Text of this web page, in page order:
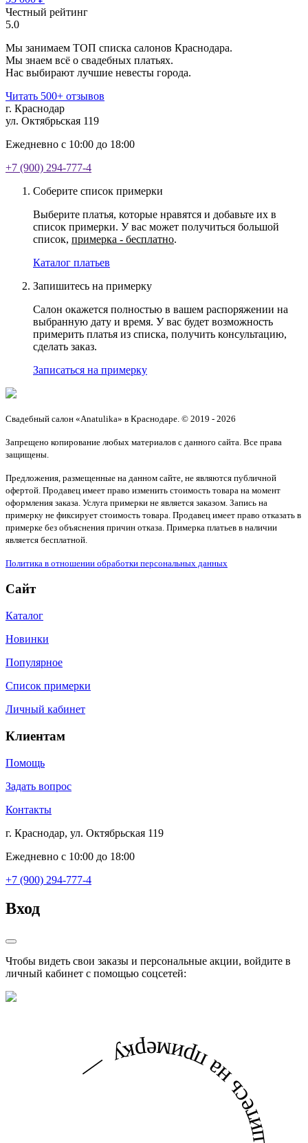
Честный рейтинг
5.0
Мы занимаем ТОП списка салонов Краснодара.
Мы знаем всё о свадебных платьях.
Нас выбирают лучшие невесты города.
Читать 500+ отзывов
г. Краснодар
ул. Октябрьская 119
Ежедневно с 10:00 до 18:00
+7 (900) 294-777-4
Соберите список примерки
Выберите платья, которые нравятся и добавьте их в
список примерки. У вас может получиться большой
список, примерка - бесплатно.
Каталог платьев
Запишитесь на примерку
Салон окажется полностью в вашем распоряжении на
выбранную дату и время. У вас будет возможность
примерить платья из списка, получить консультацию,
сделать заказ.
Записаться на примерку
Свадебный салон «Anatulika» в Краснодаре. © 2019 - 2026
Запрещено копирование любых материалов с данного сайта. Все права
защищены.
Предложения, размещенные на данном сайте, не являются публичной
офертой. Продавец имеет право изменить стоимость товара на момент
оформления заказа. Услуга примерки не является заказом. Запись на
примерку не фиксирует стоимость товара. Продавец имеет право отказать в
примерке без объяснения причин отказа. Примерка платьев в наличии
является бесплатной.
Политика в отношении обработки персональных данных
Сайт
Каталог
Новинки
Популярное
Список примерки
Личный кабинет
Клиентам
Помощь
Задать вопрос
Контакты
г. Краснодар, ул. Октябрьская 119
Ежедневно с 10:00 до 18:00
+7 (900) 294-777-4
Вход
Чтобы видеть свои заказы и персональные акции, войдите в
личный кабинет с помощью соцсетей: